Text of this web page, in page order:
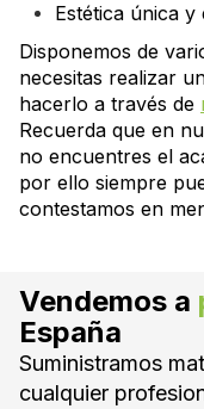
Estética única y
Disponemos de
necesitas realizar
hacerlo a través de
Recuerda que en
no encuentres el
por ello siempre
contestamos en
Vendemos a
España
Suministramos
cualquier